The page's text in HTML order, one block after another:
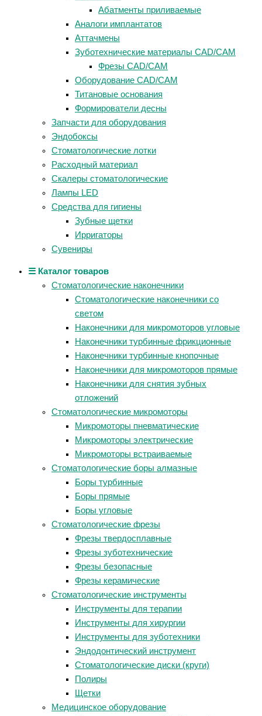
Абатменты приливаемые
Аналоги имплантатов
Аттачмены
Зуботехнические материалы CAD/CAM
Фрезы CAD/CAM
Оборудование CAD/CAM
Титановые основания
Формирователи десны
Запчасти для оборудования
Эндобоксы
Стоматологические лотки
Расходный материал
Скалеры стоматологические
Лампы LED
Средства для гигиены
Зубные щетки
Ирригаторы
Сувениры
☰ Каталог товаров
Стоматологические наконечники
Стоматологические наконечники со
светом
Наконечники для микромоторов угловые
Наконечники турбинные фрикционные
Наконечники турбинные кнопочные
Наконечники для микромоторов прямые
Наконечники для снятия зубных
отложений
Стоматологические микромоторы
Микромоторы пневматические
Микромоторы электрические
Микромоторы встраиваемые
Стоматологические боры алмазные
Боры турбинные
Боры прямые
Боры угловые
Стоматологические фрезы
Фрезы твердосплавные
Фрезы зуботехнические
Фрезы безопасные
Фрезы керамические
Стоматологические инструменты
Инструменты для терапии
Инструменты для хирургии
Инструменты для зуботехники
Эндодонтический инструмент
Стоматологические диски (круги)
Полиры
Щетки
Медицинское оборудование